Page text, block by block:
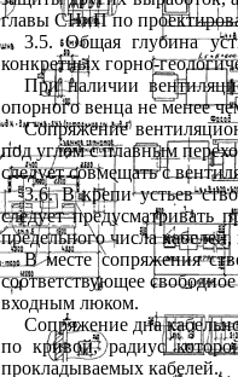
главы СНиП по
3.5. Общая глубина
конкретных горно-
При наличии
опорного венца не менее
Сопряжение
под углом с плавным
следует совмещать с
3.6. В крепи устьев
следует предусматривать
предельного числа
В месте сопряжения
соответствующее
входным люком.
Сопряжение дна
по кривой, радиус
прокладываемых кабелей.